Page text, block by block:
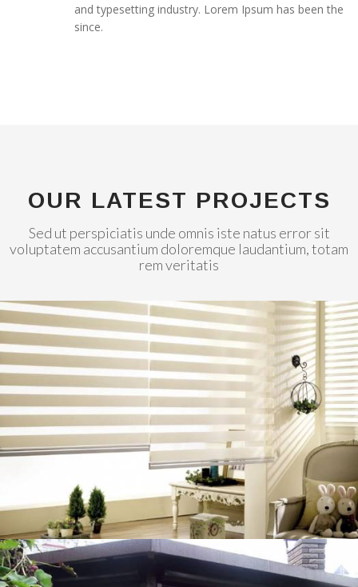
and typesetting industry. Lorem Ipsum has been the
since.
OUR LATEST PROJECTS
Sed ut perspiciatis unde omnis iste natus error sit
voluptatem accusantium doloremque laudantium, totam
rem veritatis
1